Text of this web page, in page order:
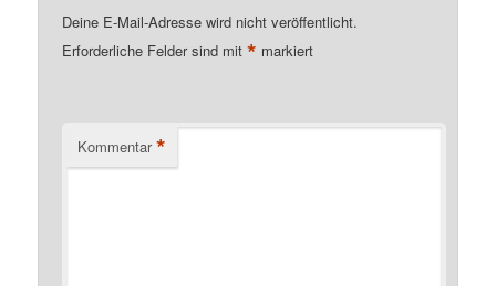
Deine E-Mail-Adresse wird nicht veröffentlicht.
Erforderliche Felder sind mit* markiert
Kommentar *